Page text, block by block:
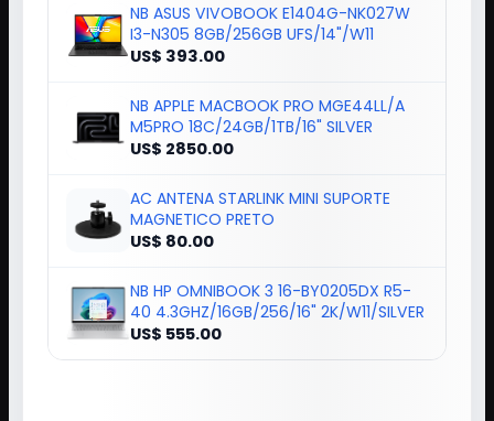
NB ASUS VIVOBOOK E1404G-NK027W
I3-N305 8GB/256GB UFS/14"/W11
US$ 393.00
NB APPLE MACBOOK PRO MGE44LL/A
M5PRO 18C/24GB/1TB/16" SILVER
US$ 2850.00
AC ANTENA STARLINK MINI SUPORTE
MAGNETICO PRETO
US$ 80.00
NB HP OMNIBOOK 3 16-BY0205DX R5-
40 4.3GHZ/16GB/256/16" 2K/W11/SILVER
US$ 555.00